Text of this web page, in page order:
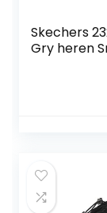
Skechers
Gry heren